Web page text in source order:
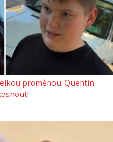
proměnou: Quentin